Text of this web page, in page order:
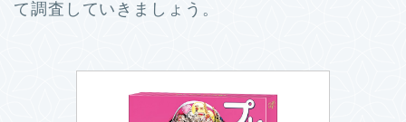
て調査していきましょう。